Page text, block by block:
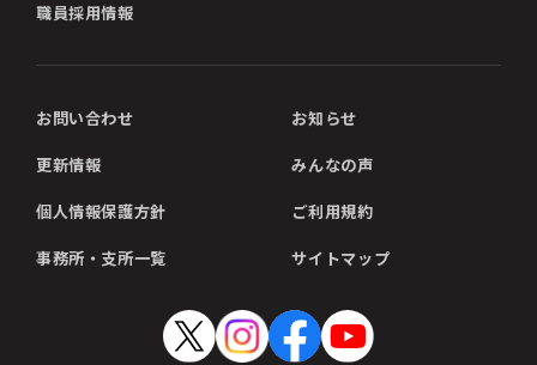
職員採用情報
お問い合わせ お知らせ
更新情報 みんなの声
個人情報保護方針 ご利用規約
事務所・支所一覧 サイトマップ